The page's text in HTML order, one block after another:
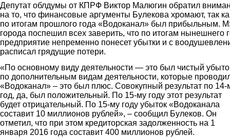
Депутат облдумы от КПРФ Виктор Малюгин обратил
на то, что финансовые аргументы Булекова хромают, так
по итогам прошлого года «Водоканал» был прибыльным.
города поспешил всех заверить, что по итогам нынешнего
предприятие непременно понесет убытки и с
расписал грядущие потери.
«По основному виду деятельности — это был чистый
по дополнительным видам деятельности, которые
«Водоканал» – это был плюс. Совокупный результат по 14-
год, да, был положительный. По 15-му году этот результат
будет отрицательный. По 15-му году убыток «Водоканала
составит 10 миллионов рублей», – сообщил Булеков. Он
отметил, что при этом кредиторская задолженность на 1
января 2016 года составит 400 миллионов рублей.